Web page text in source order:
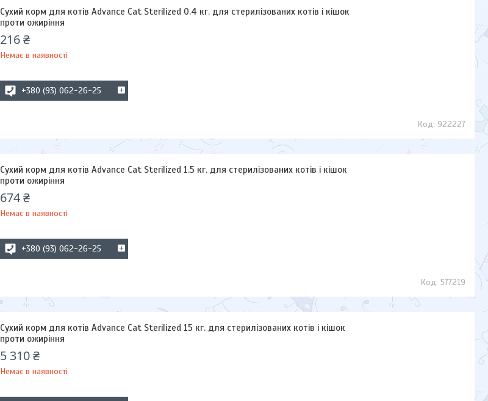
Сухий корм для котів Advance Cat Sterilized 0.4 кг. для стерилізованих котів і кішок
проти ожиріння
216 ₴
Немає в наявності
+380 (93) 062-26-25
922227
Сухий корм для котів Advance Cat Sterilized 1.5 кг. для стерилізованих котів і кішок
проти ожиріння
674 ₴
Немає в наявності
+380 (93) 062-26-25
577219
Сухий корм для котів Advance Cat Sterilized 15 кг. для стерилізованих котів і кішок
проти ожиріння
5 310 ₴
Немає в наявності